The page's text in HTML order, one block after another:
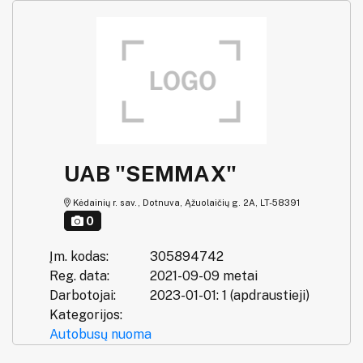
UAB "SEMMAX"
Kėdainių r. sav., Dotnuva, Ąžuolaičių g. 2A, LT-58391
0
Įm. kodas:
305894742
Reg. data:
2021-09-09 metai
Darbotojai:
2023-01-01: 1 (apdraustieji)
Kategorijos:
Autobusų nuoma